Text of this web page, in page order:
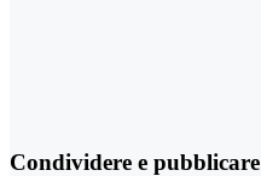
Condividere e pubblicare